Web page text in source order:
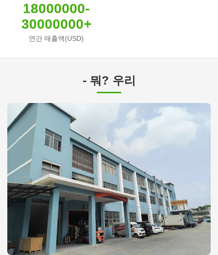
18000000-
30000000+
연간 매출액(USD)
- 뭐? 우리